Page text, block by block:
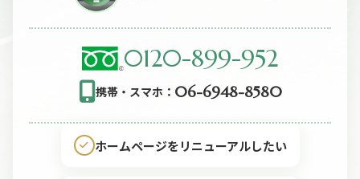
0120-899-952
携帯・スマホ： 06-6948-8580
ホームページをリニューアルしたい